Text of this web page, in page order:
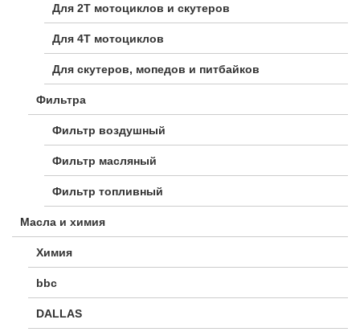
Для 2Т мотоциклов и скутеров
Для 4Т мотоциклов
Для скутеров, мопедов и питбайков
Фильтра
Фильтр воздушный
Фильтр масляный
Фильтр топливный
Масла и химия
Химия
bbc
DALLAS